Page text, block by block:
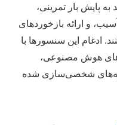
پایش بار تمرینی،
و ارائه بازخوردهای
ادغام این سنسورها با
هوش مصنوعی،
شخصی‌سازی شده